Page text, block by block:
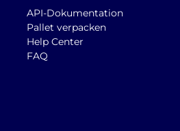
API-Dokumentation
Pallet verpacken
Help Center
FAQ